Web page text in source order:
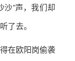
沙”声，我们却
了去。
在欧阳岗偷袭